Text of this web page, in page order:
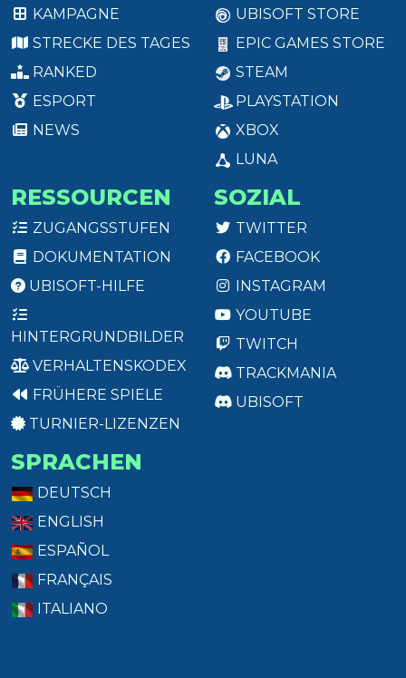
KAMPAGNE
STRECKE DES TAGES
RANKED
ESPORT
NEWS
UBISOFT STORE
EPIC GAMES STORE
STEAM
PLAYSTATION
XBOX
LUNA
RESSOURCEN
ZUGANGSSTUFEN
DOKUMENTATION
UBISOFT-HILFE
HINTERGRUNDBILDER
VERHALTENSKODEX
FRÜHERE SPIELE
TURNIER-LIZENZEN
SOZIAL
TWITTER
FACEBOOK
INSTAGRAM
YOUTUBE
TWITCH
TRACKMANIA
UBISOFT
SPRACHEN
DEUTSCH
ENGLISH
ESPAÑOL
FRANÇAIS
ITALIANO